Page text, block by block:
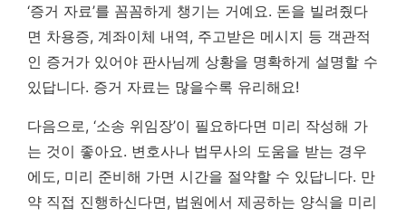
‘증거 자료’를 꼼꼼하게 챙기는 거예요. 돈을 빌려줬다
면 차용증, 계좌이체 내역, 주고받은 메시지 등 객관적
인 증거가 있어야 판사님께 상황을 명확하게 설명할 수
있답니다. 증거 자료는 많을수록 유리해요!
다음으로, ‘소송 위임장’이 필요하다면 미리 작성해 가
는 것이 좋아요. 변호사나 법무사의 도움을 받는 경우
에도, 미리 준비해 가면 시간을 절약할 수 있답니다. 만
약 직접 진행하신다면, 법원에서 제공하는 양식을 미리